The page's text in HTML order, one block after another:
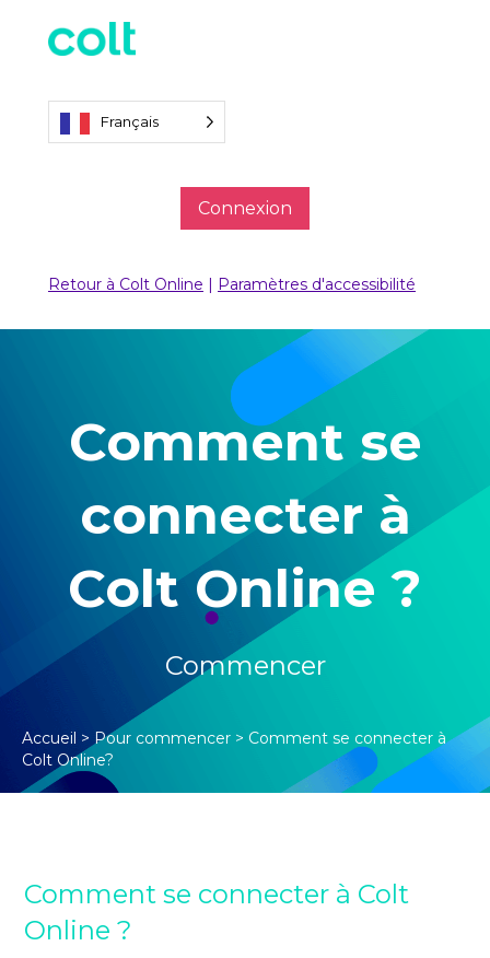
Français
Connexion
Retour à Colt Online Paramètres d'accessibilité
Comment se
connecter à
Colt Online ?
Commencer
Accueil > Pour commencer > Comment se connecter à
Colt Online?
Comment se connecter à Colt
Online ?